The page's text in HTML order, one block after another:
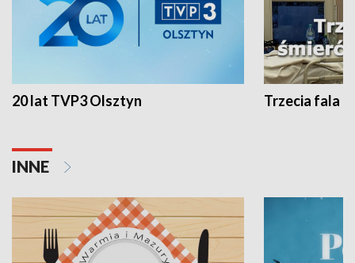
20 lat TVP3 Olsztyn Trzecia fala -
INNE